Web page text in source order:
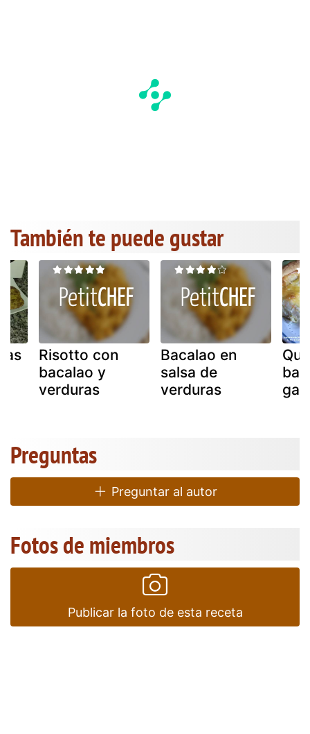
También te puede gustar
Risotto con
bacalao y
verduras
Bacalao en
salsa de
verduras
Preguntas
Preguntar al autor
Fotos de miembros
Publicar la foto de esta receta